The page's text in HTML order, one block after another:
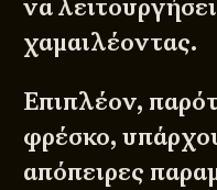
να
χαμαιλέοντας.
Επιπλέον,
φρέσκο,
απόπειρες